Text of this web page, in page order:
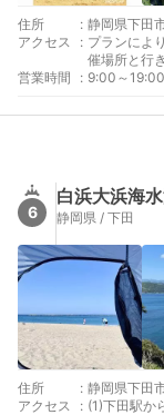
住所 : 静岡県下田
アクセス
: プランによ
催場所と行
営業時間
: 9:00～19:00
6
白浜大浜海
静岡県 / 下田
住所 : 静岡県下田
アクセス
: (1)下田駅か